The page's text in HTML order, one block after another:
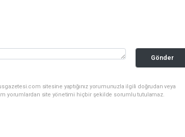
Gönder
sitesine yaptığınız yorumunuzla ilgili doğrudan veya
yorumlardan site yönetimi hiçbir şekilde sorumlu tutulamaz.